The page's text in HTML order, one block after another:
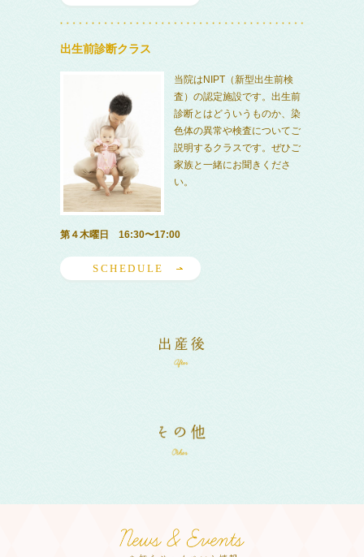
出生前診断クラス
当院はNIPT（新型出生前検
査）の認定施設です。出生前
診断とはどういうものか、染
色体の異常や検査についてご
説明するクラスです。ぜひご
家族と一緒にお聞きくださ
い。
第４木曜日 16:30〜17:00
SCHEDULE